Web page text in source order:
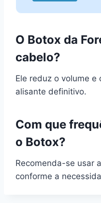
O Botox da
cabelo?
Ele reduz o volume e
alisante definitivo.
Com que
o Botox?
Recomenda-se usar
conforme a